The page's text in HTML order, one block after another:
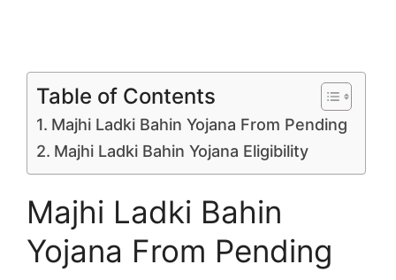
Table of Contents
Majhi Ladki Bahin Yojana From Pending
Majhi Ladki Bahin Yojana Eligibility
Majhi Ladki Bahin
Yojana From Pending